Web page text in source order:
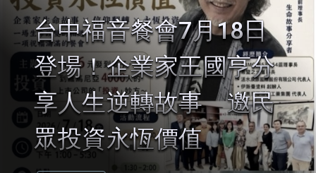
台中福音餐會7月18日
登場！企業家王國亨分
享人生逆轉故事 邀民
眾投資永恆價值